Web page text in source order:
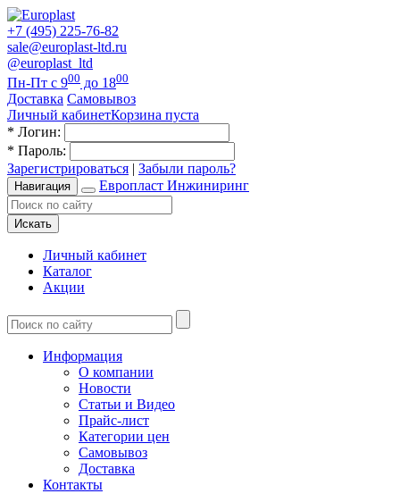
+7 (495) 225-76-82
sale@europlast-ltd.ru
@europlast_ltd
Пн-Пт с 900 до 1800
Доставка Самовывоз
Личный кабинетКорзина пуста
* Логин:
* Пароль:
Зарегистрироваться | Забыли пароль?
Навигация Европласт Инжиниринг
Искать
Личный кабинет
Каталог
Акции
Информация
О компании
Новости
Статьи и Видео
Прайс-лист
Категории цен
Самовывоз
Доставка
Контакты